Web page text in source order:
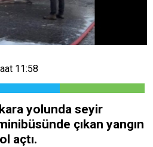
11:58
yolunda seyir
çıkan yangın
açtı.